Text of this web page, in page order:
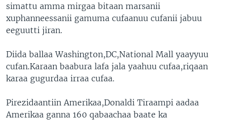
simattu amma mirgaa bitaan marsanii
xuphanneessanii gamuma cufaanuu cufanii jabuu
eeguutti jiran.
Diida ballaa Washington,DC,National Mall yaayyuu
cufan.Karaan baabura lafa jala yaahuu cufaa,riqaan
karaa gugurdaa irraa cufaa.
Pirezidaantiin Amerikaa,Donaldi Tiraampi aadaa
Amerikaa ganna 160 qabaachaa baate ka